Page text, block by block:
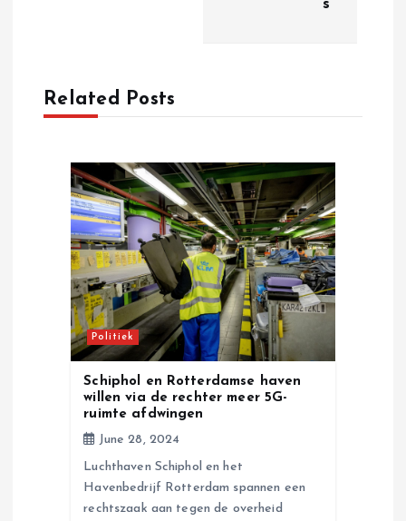
v
s
Related Posts
Politiek
Schiphol en Rotterdamse haven
willen via de rechter meer 5G-
ruimte afdwingen
June 28, 2024
Luchthaven Schiphol en het
Havenbedrijf Rotterdam spannen een
rechtszaak aan tegen de overheid